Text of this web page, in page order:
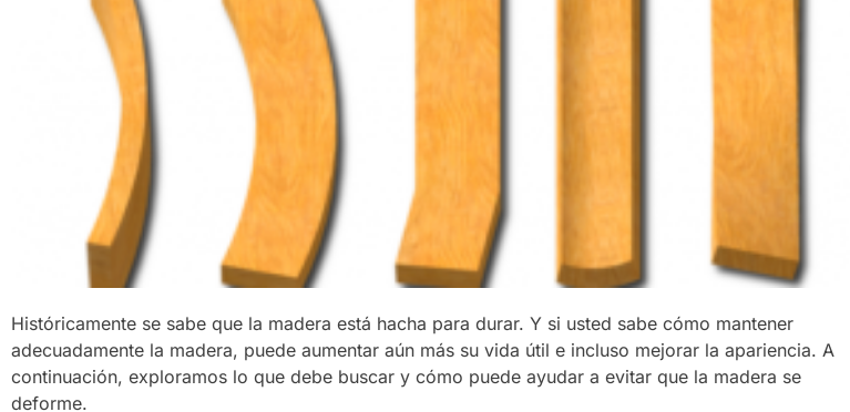
Históricamente se sabe que la madera está hacha para durar. Y si usted sabe cómo mantener
adecuadamente la madera, puede aumentar aún más su vida útil e incluso mejorar la apariencia. A
continuación, exploramos lo que debe buscar y cómo puede ayudar a evitar que la madera se
deforme.